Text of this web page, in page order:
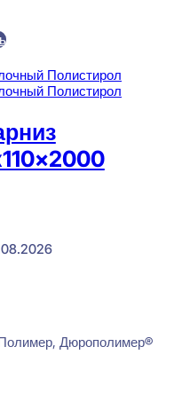
Дюрополимер®